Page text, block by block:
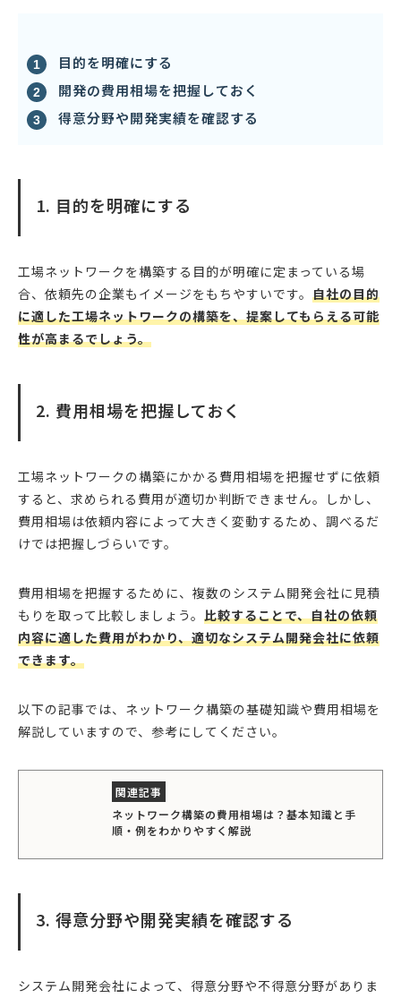
目的を明確にする
開発の費用相場を把握しておく
得意分野や開発実績を確認する
1. 目的を明確にする
工場ネットワークを構築する目的が明確に定まっている場
合、依頼先の企業もイメージをもちやすいです。 自社の目的
に適した工場ネットワークの構築を、提案してもらえる可能
性が高まるでしょう。
2. 費用相場を把握しておく
工場ネットワークの構築にかかる費用相場を把握せずに依頼
すると、求められる費用が適切か判断できません。しかし、
費用相場は依頼内容によって大きく変動するため、調べるだ
けでは把握しづらいです。
費用相場を把握するために、複数のシステム開発会社に見積
もりを取って比較しましょう。 比較することで、自社の依頼
内容に適した費用がわかり、適切なシステム開発会社に依頼
できます。
以下の記事では、ネットワーク構築の基礎知識や費用相場を
解説していますので、参考にしてください。
ネットワーク構築の費用相場は？基本知識と手
順・例をわかりやすく解説
3. 得意分野や開発実績を確認する
システム開発会社によって、得意分野や不得意分野がありま